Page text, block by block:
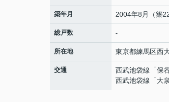
築年月 2004年8月（築22
総戸数 -
所在地 東京都練馬区西
交通 西武池袋線 「保
西武池袋線 「大